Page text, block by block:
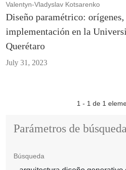
Valentyn-Vladyslav Kotsarenko
Diseño paramétrico:
implementación en la
Querétaro
July 31, 2023
1 - 1 de 1
Parámetros de búsqueda
Búsqueda